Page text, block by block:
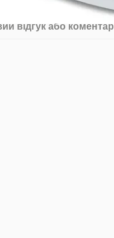
відгук або коментар